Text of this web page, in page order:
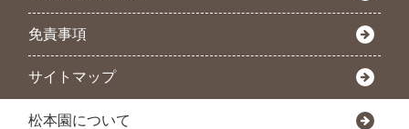
免責事項
サイトマップ
松本園について